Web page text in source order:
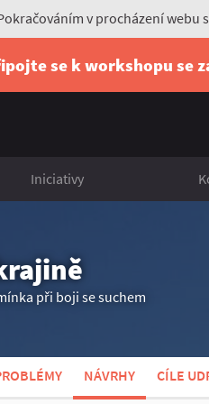
v procházení
se k workshopu se
Iniciativy
při boji se suchem
NÁVRHY CÍLE